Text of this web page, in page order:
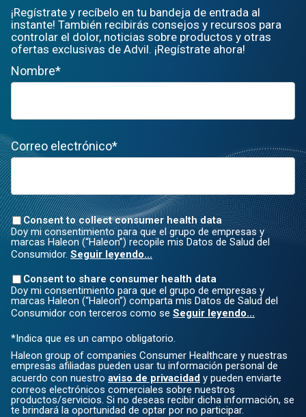
¡Regístrate y recíbelo en tu bandeja de entrada al
instante! También recibirás consejos y recursos para
controlar el dolor, noticias sobre productos y otras
ofertas exclusivas de Advil. ¡Regístrate ahora!
Nombre*
Correo electrónico*
Consent to collect consumer health data
Doy mi consentimiento para que el grupo de empresas y
marcas Haleon (“Haleon”) recopile mis Datos de Salud del
Consumidor. Seguir leyendo...
Consent to share consumer health data
Doy mi consentimiento para que el grupo de empresas y
marcas Haleon (“Haleon”) comparta mis Datos de Salud del
Consumidor con terceros como se Seguir leyendo...
*Indica que es un campo obligatorio.
Haleon group of companies Consumer Healthcare y nuestras
empresas afiliadas pueden usar tu información personal de
acuerdo con nuestro aviso de privacidad y pueden enviarte
correos electrónicos comerciales sobre nuestros
productos/servicios. Si no deseas recibir dicha información, se
te brindará la oportunidad de optar por no participar.